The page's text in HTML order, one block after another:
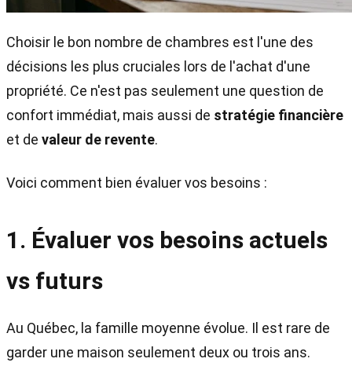
Choisir le bon nombre de chambres est l'une des
décisions les plus cruciales lors de l'achat d'une
propriété. Ce n'est pas seulement une question de
confort immédiat, mais aussi de stratégie financière
et de valeur de revente.
Voici comment bien évaluer vos besoins :
1. Évaluer vos besoins actuels
vs futurs
Au Québec, la famille moyenne évolue. Il est rare de
garder une maison seulement deux ou trois ans.